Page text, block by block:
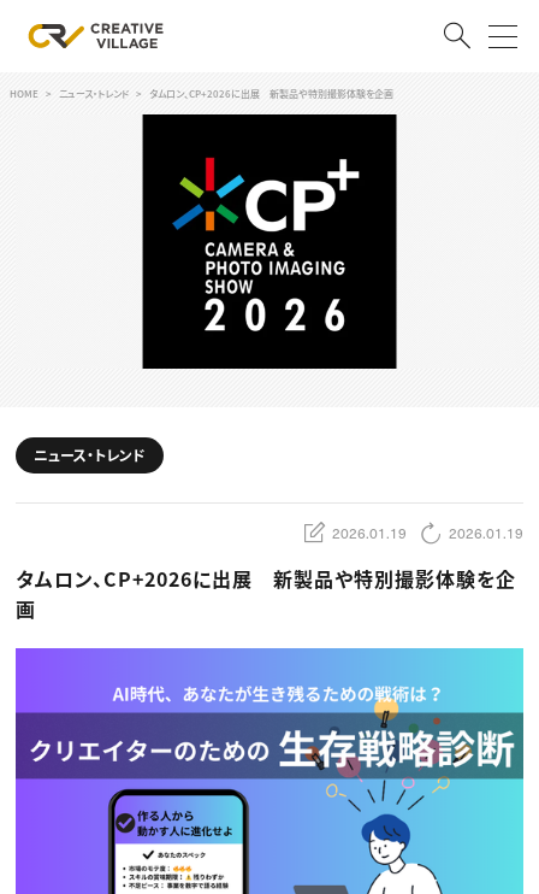
クリエイター求人を探す
CREATIVE JOB求人検索
スキルアップしたい！
デザイン
編集・ライティング
マーケティング
ディレクション
業界解説・キャリア事情
お役立ち基礎知識
TOP Creator’s コラム
Webクリエイター
アプリクリエイター
ゲームクリエイター
映像クリエイター
マーケッター
C＆R Magazine
セミナー
映像
広告
出版
CREATIVE VILLAGEからのお知らせ
プロフェッショナル×つながる×メディア
HOME ニュース・トレンド タムロン、CP+2026に出展 新製品や特別撮影体験を企画
ニュース・トレンド
2026.01.19 2026.01.19
タムロン、CP+2026に出展 新製品や特別撮影体験を企
画